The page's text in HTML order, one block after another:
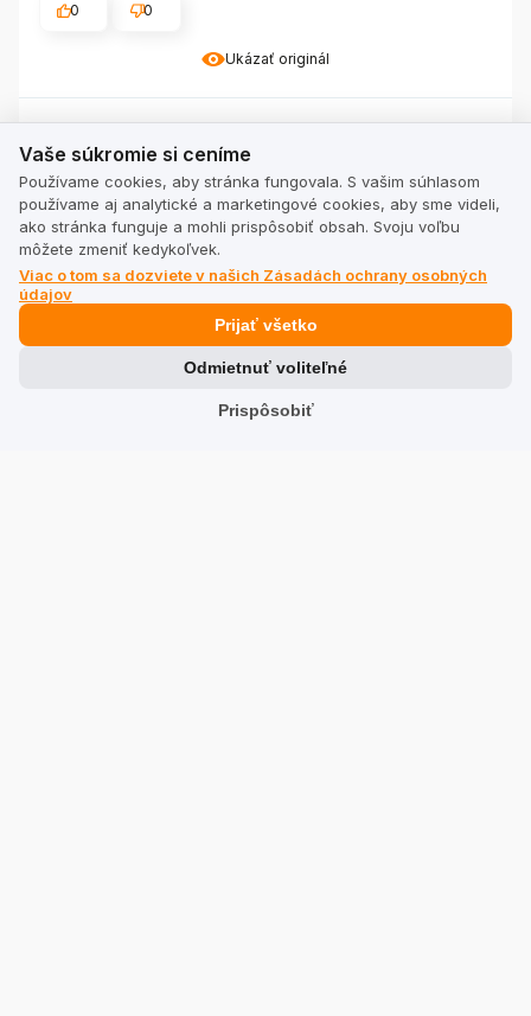
Ukázať originál
0
0
Ukázať originál
5
Ampulky sa ľahko nanášajú. Nemastia vlasy. Som
uprostred liečby, takže čakám na výsledky.
10/17/2024
0
0
Vaše súkromie si ceníme
Používame cookies, aby stránka fungovala. S vašim súhlasom
používame aj analytické a marketingové cookies, aby sme videli,
ako stránka funguje a mohli prispôsobiť obsah. Svoju voľbu
môžete zmeniť kedykoľvek.
Viac o tom sa dozviete v našich Zásadách ochrany osobných
údajov
Prispôsobiť
Odmietnuť voliteľné
Prijať všetko